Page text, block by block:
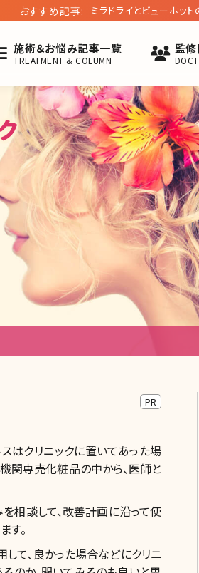
おすすめ記事: ミラドライとビューホッ
施術＆お悩み記事一覧
TREATMENT & COLUMN
監
PR
はクリニックに置いてあった場
関専売化粧品の中から、医師と
相談して、改善計画に沿って使
す。
て、良かった場合などにクリニ